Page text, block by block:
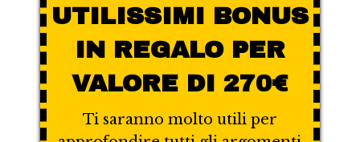
UTILISSIMI BONUS
IN REGALO PER
VALORE DI 270€
Ti saranno molto utili per